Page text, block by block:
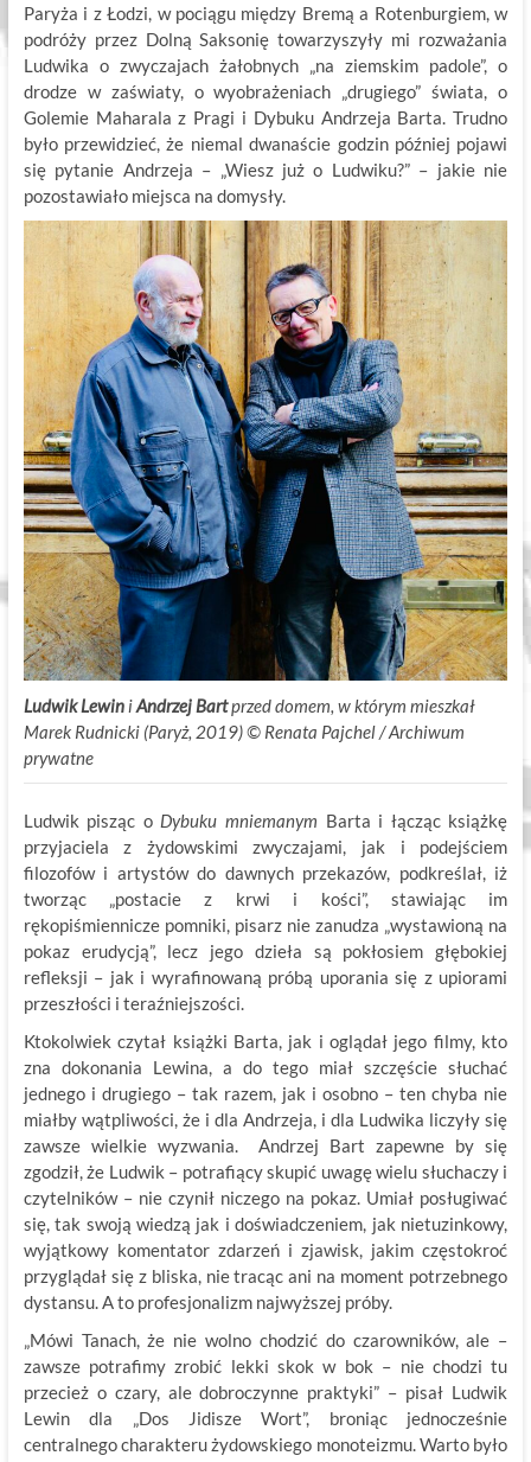
Paryża i z Łodzi, w pociągu między Bremą a Rotenburgiem, w
podróży przez Dolną Saksonię towarzyszyły mi rozważania
Ludwika o zwyczajach żałobnych „na ziemskim padole”, o
drodze w zaświaty, o wyobrażeniach „drugiego” świata, o
Golemie Maharala z Pragi i Dybuku Andrzeja Barta. Trudno
było przewidzieć, że niemal dwanaście godzin później pojawi
się pytanie Andrzeja – „Wiesz już o Ludwiku?” – jakie nie
pozostawiało miejsca na domysły.
Ludwik LewiniAndrzej Bartprzed domem, w którym mieszkał
Marek Rudnicki (Paryż, 2019) ©. Renata Pajchel / Archiwum
prywatne
Ludwik pisząc o Dybuku mniemanym Barta i łącząc książkę
przyjaciela z żydowskimi zwyczajami, jak i podejściem
filozofów i artystów do dawnych przekazów, podkreślał, iż
tworząc „postacie z krwi i kości”, stawiając im
rękopiśmiennicze pomniki, pisarz nie zanudza „wystawioną na
pokaz erudycją”, lecz jego dzieła są pokłosiem głębokiej
refleksji – jak i wyrafinowaną próbą uporania się z upiorami
przeszłości i teraźniejszości.
Ktokolwiek czytał książki Barta, jak i oglądał jego filmy, kto
zna dokonania Lewina, a do tego miał szczęście słuchać
jednego i drugiego – tak razem, jak i osobno – ten chyba nie
miałby wątpliwości, że i dla Andrzeja, i dla Ludwika liczyły się
zawsze wielkie wyzwania. Andrzej Bart zapewne by się
zgodził, że Ludwik – potrafiący skupić uwagę wielu słuchaczy i
czytelników – nie czynił niczego na pokaz. Umiał posługiwać
się, tak swoją wiedzą jak i doświadczeniem, jak nietuzinkowy,
wyjątkowy komentator zdarzeń i zjawisk, jakim częstokroć
przyglądał się z bliska, nie tracąc ani na moment potrzebnego
dystansu. A to profesjonalizm najwyższej próby.
„Mówi Tanach, że nie wolno chodzić do czarowników, ale –
zawsze potrafimy zrobić lekki skok w bok – nie chodzi tu
przecież o czary, ale dobroczynne praktyki” – pisał Ludwik
Lewin dla „Dos Jidisze Wort”, broniąc jednocześnie
centralnego charakteru żydowskiego monoteizmu. Warto było